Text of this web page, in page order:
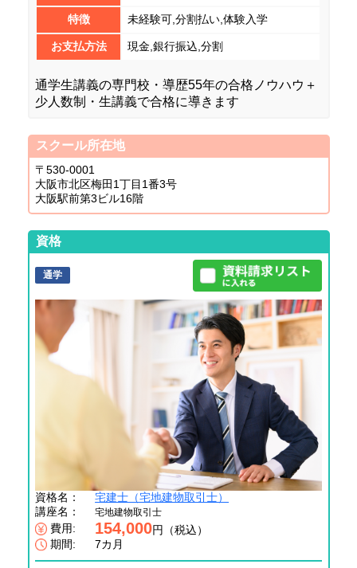
特徴 未経験可,分割払い,体験入学
お支払方法 現金,銀行振込,分割
通学生講義の専門校・導歴55年の合格ノウハウ＋
少人数制・生講義で合格に導きます
スクール所在地
〒530-0001
大阪市北区梅田1丁目1番3号
大阪駅前第3ビル16階
資格
通学
資格名：
宅建士（宅地建物取引士）
講座名：
宅地建物取引士
費用: 154,000円（税込）
期間:
7カ月